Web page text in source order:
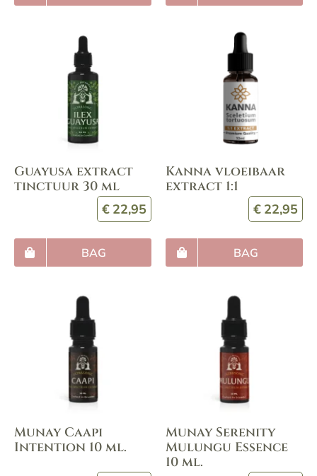
Guayusa extract
tinctuur 30 ml
€ 22,95
BAG
Kanna vloeibaar
extract 1:1
€ 22,95
BAG
Munay Caapi
Intention 10 ml.
Munay Serenity
Mulungu Essence
10 ml.